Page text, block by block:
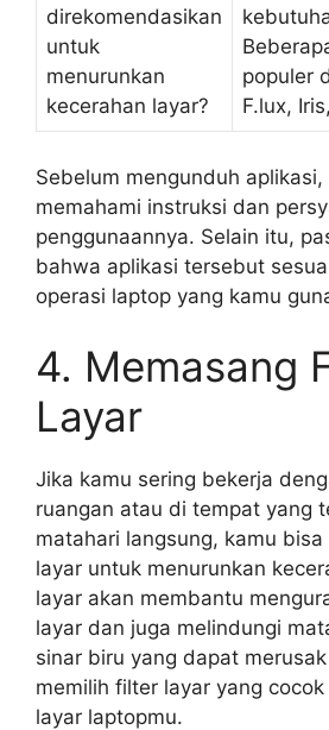
direkomendasikan
untuk
menurunkan
kecerahan layar?
populer
F.lux,
Sebelum mengunduh
memahami instruksi dan
penggunaannya. Selain itu,
bahwa aplikasi tersebut
operasi laptop yang kamu
4. Memasang
Layar
Jika kamu sering bekerja
ruangan atau di tempat yang
matahari langsung, kamu
layar untuk menurunkan
layar akan membantu
layar dan juga melindungi
sinar biru yang dapat
memilih filter layar yang
layar laptopmu.